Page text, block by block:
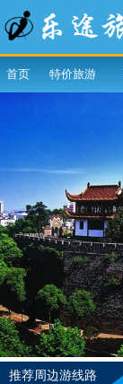
首页 特价旅游
推荐周边游线路